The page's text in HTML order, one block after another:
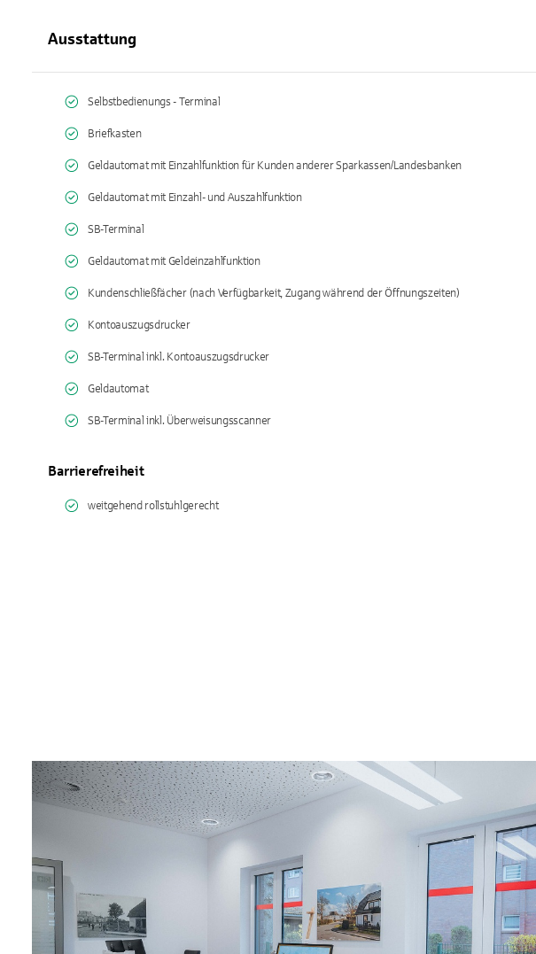
Ausstattung
Selbstbedienungs - Terminal
Briefkasten
Geldautomat mit Einzahlfunktion für Kunden anderer Sparkassen/Landesbanken
Geldautomat mit Einzahl- und Auszahlfunktion
SB-Terminal
Geldautomat mit Geldeinzahlfunktion
Kundenschließfächer (nach Verfügbarkeit, Zugang während der Öffnungszeiten)
Kontoauszugsdrucker
SB-Terminal inkl. Kontoauszugsdrucker
Geldautomat
SB-Terminal inkl. Überweisungsscanner
Barrierefreiheit
weitgehend rollstuhlgerecht